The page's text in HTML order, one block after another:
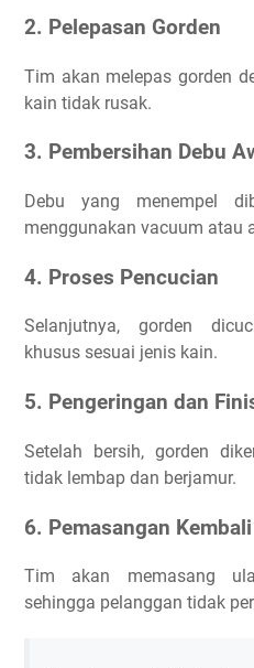
2. Pelepasan Gorden
Tim akan melepas gorden
kain tidak rusak.
3. Pembersihan Debu
Debu yang menempel
menggunakan vacuum atau
4. Proses Pencucian
Selanjutnya, gorden
khusus sesuai jenis kain.
5. Pengeringan dan
Setelah bersih, gorden
tidak lembap dan berjamur.
6. Pemasangan Kembali
Tim akan memasang
sehingga pelanggan tidak